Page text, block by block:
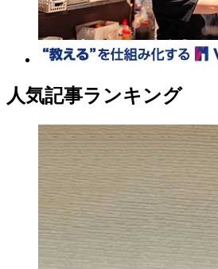
人気記事ランキング